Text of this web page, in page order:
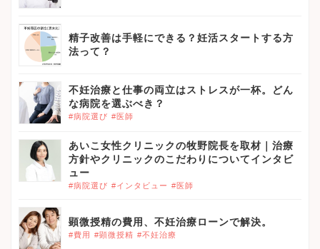
精子改善は手軽にできる？妊活スタートする方
法って？
不妊治療と仕事の両立はストレスが一杯。どん
な病院を選ぶべき？
#病院選び #医師
あいこ女性クリニックの牧野院長を取材｜治療
方針やクリニックのこだわりについてインタビ
ュー
#病院選び #インタビュー #医師
顕微授精の費用、不妊治療ローンで解決。
#費用 #顕微授精 #不妊治療